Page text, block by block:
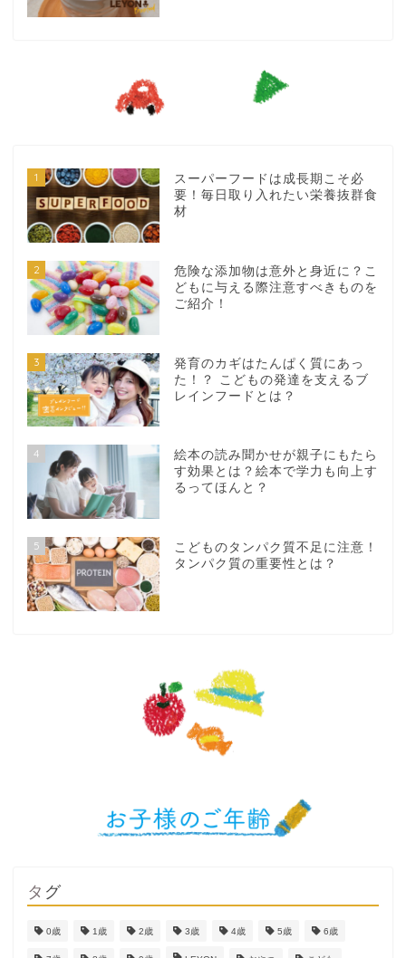
1
スーパーフードは成長期こそ必
要！毎日取り入れたい栄養抜群食
材
2
危険な添加物は意外と身近に？こ
どもに与える際注意すべきものを
ご紹介！
3
発育のカギはたんぱく質にあっ
た！？ こどもの発達を支えるブ
レインフードとは？
4
絵本の読み聞かせが親子にもたら
す効果とは？絵本で学力も向上す
るってほんと？
5
こどものタンパク質不足に注意！
タンパク質の重要性とは？
タグ
0歳 1歳 2歳 3歳 4歳 5歳 6歳